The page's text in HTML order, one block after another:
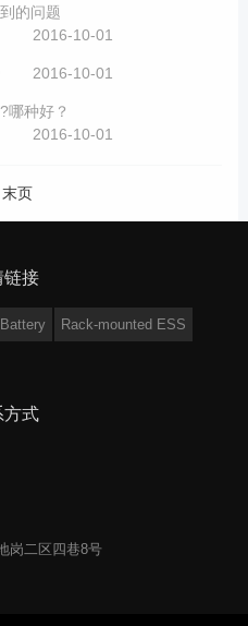
的问题
2016-10-01
2016-10-01
哪种好？
2016-10-01
末页
链接
Rack-mounted ESS
方式
岗二区四巷8号